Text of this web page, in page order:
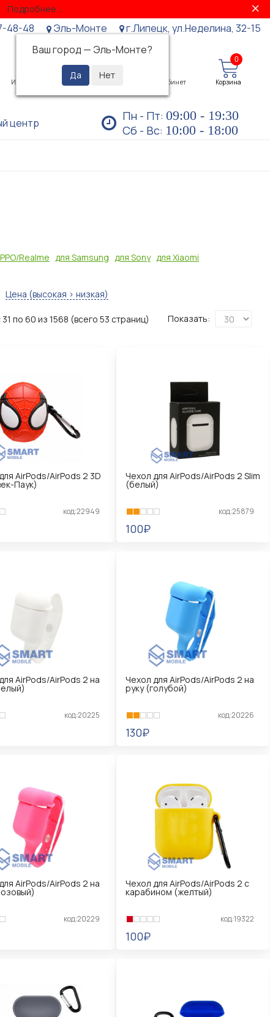
Подробнее...
48-48
Эль-Монте
Ваш город — Эль-Монте?
г.Липецк, ул.Неделина, 32-15
Избранное Просмотренные Личный кабинет
0
Корзина
центр Пн - Пт: 09:00 - 19:30
Сб - Вс: 10:00 - 18:00
Realme для Samsung для Sony для Xiaomi
Цена (высокая > низкая)
Показать:
по 60 из 1568 (всего 53 страниц)
AirPods/AirPods 2 3D
Паук)
код:22949
Чехол для AirPods/AirPods 2 Slim
(белый)
код:25879
100₽
AirPods/AirPods 2 на
код:20225
Чехол для AirPods/AirPods 2 на
руку (голубой)
код:20226
130₽
AirPods/AirPods 2 на
код:20229
Чехол для AirPods/AirPods 2 с
карабином (желтый)
код:19322
100₽